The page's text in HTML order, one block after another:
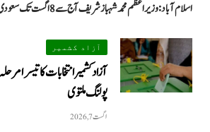
اسلام آباد: وزیراعظم محمد شہباز شریف آج سے 8 اگست تک سعودی عرب کا دورہ…
آزاد کشمیر
آزاد کشمیر انتخابات کا تیسرا
پولنگ ملتوی
اگست 7, 2026